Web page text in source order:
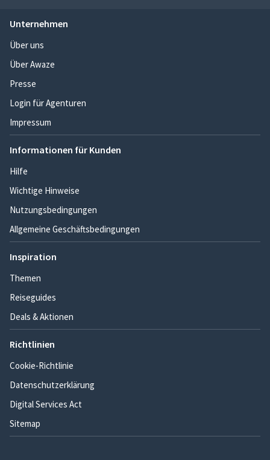
Unternehmen
Über uns
Über Awaze
Presse
Login für Agenturen
Impressum
Informationen für Kunden
Hilfe
Wichtige Hinweise
Nutzungsbedingungen
Allgemeine Geschäftsbedingungen
Inspiration
Themen
Reiseguides
Deals & Aktionen
Richtlinien
Cookie-Richtlinie
Datenschutzerklärung
Digital Services Act
Sitemap